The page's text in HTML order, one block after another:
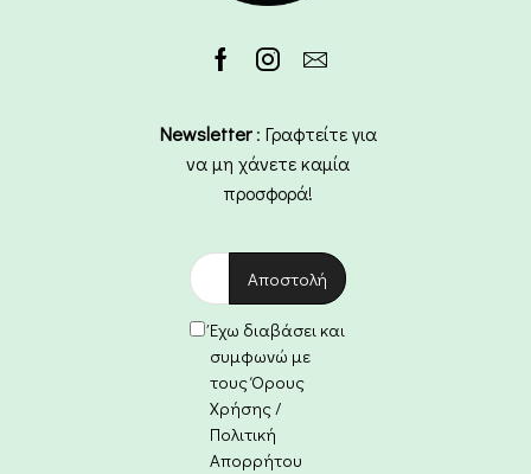
Newsletter: Γραφτείτε για
να μη χάνετε καμία
προσφορά!
Έχω διαβάσει και
συμφωνώ με
τους Όρους
Χρήσης /
Πολιτική
Απορρήτου